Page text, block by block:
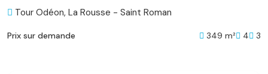
Tour Odéon, La Rousse - Saint Roman
Prix sur demande 349 m² 4 3